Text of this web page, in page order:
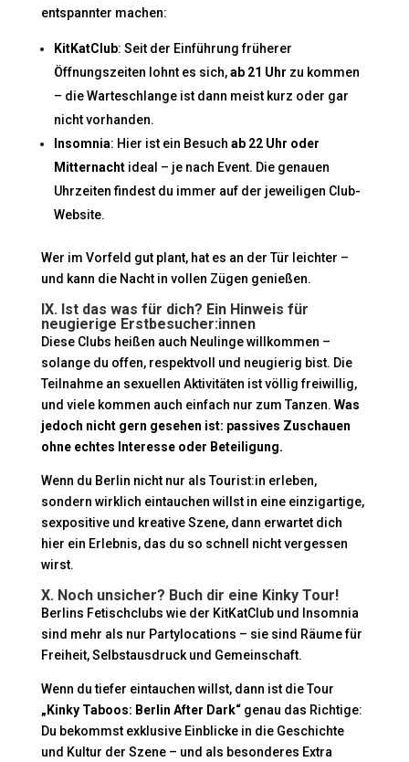
entspannter machen:
KitKatClub: Seit der Einführung früherer
Öffnungszeiten lohnt es sich,ab 21 Uhr zu kommen
– die Warteschlange ist dann meist kurz oder gar
nicht vorhanden.
Insomnia: Hier ist ein Besuch ab 22 Uhr oder
Mitternachtideal – je nach Event. Die genauen
Uhrzeiten findest du immer auf der jeweiligen Club-
Website.
Wer im Vorfeld gut plant, hat es an der Tür leichter –
und kann die Nacht in vollen Zügen genießen.
IX. Ist das was für dich? Ein Hinweis für
neugierige Erstbesucher:innen
Diese Clubs heißen auch Neulinge willkommen –
solange du offen, respektvoll und neugierig bist. Die
Teilnahme an sexuellen Aktivitäten ist völlig freiwillig,
und viele kommen auch einfach nur zum Tanzen. Was
jedoch nicht gern gesehen ist: passives Zuschauen
ohne echtes Interesse oder Beteiligung.
Wenn du Berlin nicht nur als Tourist:in erleben,
sondern wirklich eintauchen willst in eine einzigartige,
sexpositive und kreative Szene, dann erwartet dich
hier ein Erlebnis, das du so schnell nicht vergessen
wirst.
X. Noch unsicher? Buch dir eine Kinky Tour!
Berlins Fetischclubs wie der KitKatClub und Insomnia
sind mehr als nur Partylocations – sie sind Räume für
Freiheit, Selbstausdruck und Gemeinschaft.
Wenn du tiefer eintauchen willst, dann ist die Tour
„Kinky Taboos: Berlin After Dark“genau das Richtige:
Du bekommst exklusive Einblicke in die Geschichte
und Kultur der Szene – und als besonderes Extra